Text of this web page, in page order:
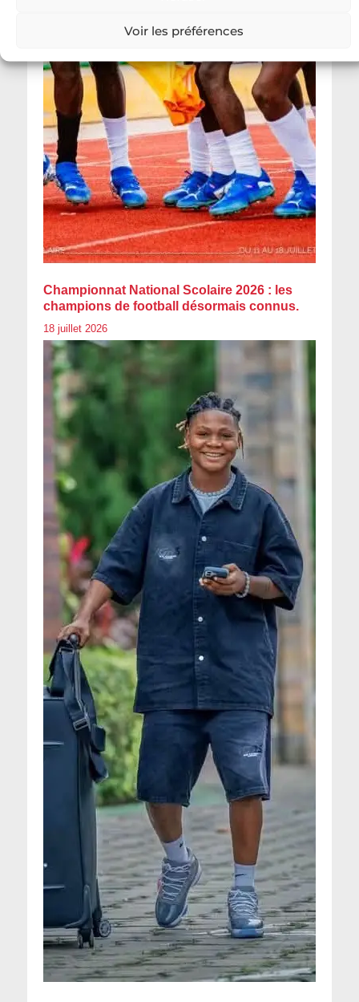
Voir les préférences
Championnat National Scolaire 2026 : les
champions de football désormais connus.
18 juillet 2026